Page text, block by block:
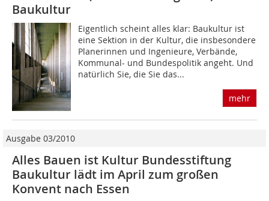
Baukultur
Eigentlich scheint alles klar: Baukultur ist
eine Sektion in der Kultur, die insbesondere
Planerinnen und Ingenieure, Verbände,
Kommunal- und Bundespolitik angeht. Und
natürlich Sie, die Sie das...
mehr
Ausgabe 03/2010
Alles Bauen ist Kultur Bundesstiftung
Baukultur lädt im April zum großen
Konvent nach Essen